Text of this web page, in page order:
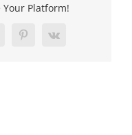
Your Platform!
Pinterest
Vk